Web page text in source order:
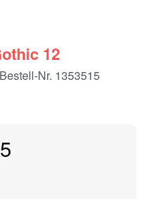
12
Nr. 1353515